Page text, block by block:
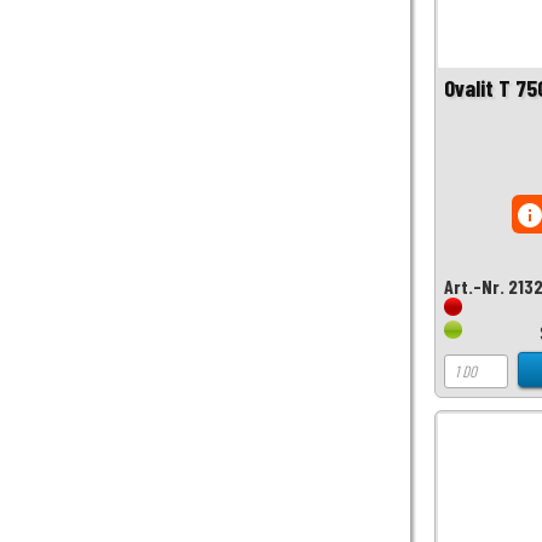
Ovalit T
Art.-Nr.